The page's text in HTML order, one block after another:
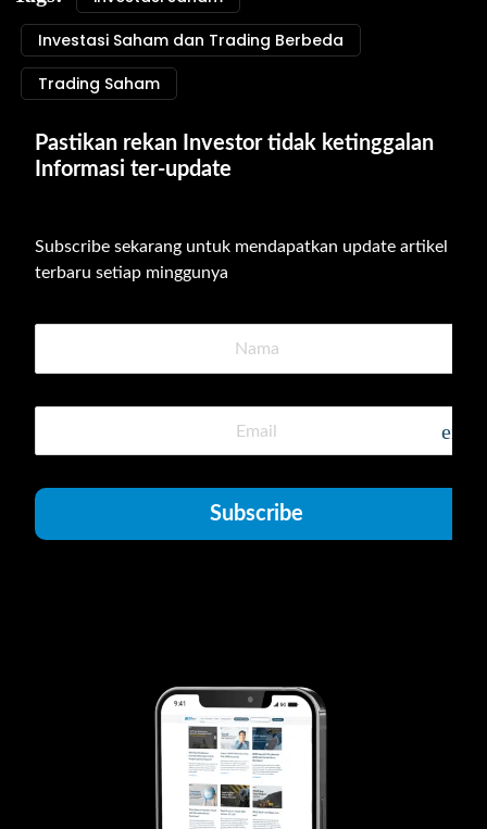
Investasi Saham dan Trading Berbeda
Trading Saham
Pastikan rekan Investor tidak ketinggalan
Informasi ter-update
Subscribe sekarang untuk mendapatkan update artikel
terbaru setiap minggunya
Subscribe